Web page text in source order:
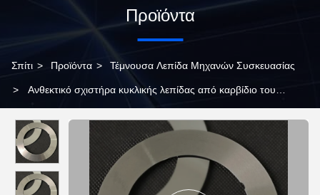
Προϊόντα
Σπίτι > Προϊόντα > Τέμνουσα Λεπίδα Μηχανών Συσκευασίας
> Ανθεκτικό σχιστήρα κυκλικής λεπίδας από καρβίδιο του